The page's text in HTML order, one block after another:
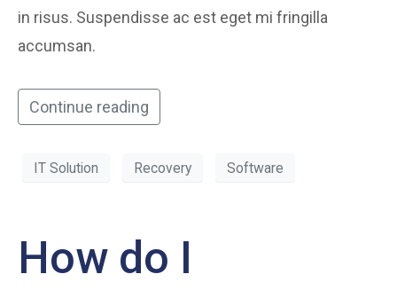
in risus. Suspendisse ac est eget mi fringilla
accumsan.
Continue reading
IT Solution Recovery Software
How do I